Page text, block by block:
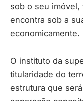
sob o seu
encontra sob a
economicamente.
O instituto da
titularidade do
estrutura que